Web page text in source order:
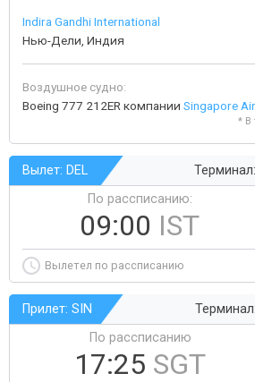
Indira Gandhi International
Нью-Дели, Индия
Воздушное судно:
Boeing 777 212ER компании Singapore
* В
Вылет: DEL
По рассписанию:
09:00 IST
Вылетел по рассписанию
Прилет: SIN
По рассписанию
17:25 SGT